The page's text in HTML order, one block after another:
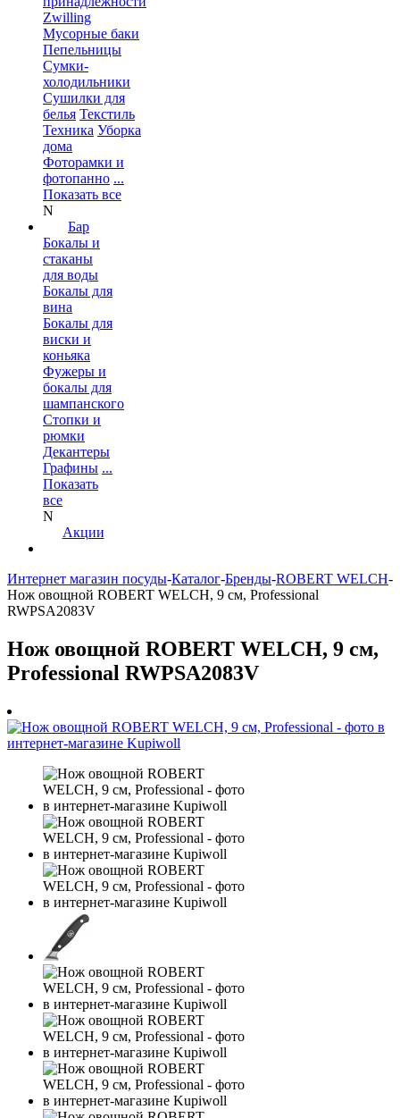
Zwilling
Мусорные баки
Пепельницы
Сумки-
холодильники
Сушилки для
белья Текстиль
Техника Уборка
дома
Фоторамки и
фотопанно ...
Показать все
N
Бар
Бокалы и
стаканы
для воды
Бокалы для
вина
Бокалы для
виски и
коньяка
Фужеры и
бокалы для
шампанского
Стопки и
рюмки
Декантеры
Графины ...
Показать
все
N
Акции
Интернет магазин посуды-Каталог-Бренды-ROBERT WELCH-
Нож овощной ROBERT WELCH, 9 см, Professional
RWPSA2083V
Нож овощной ROBERT WELCH, 9 см,
Professional RWPSA2083V